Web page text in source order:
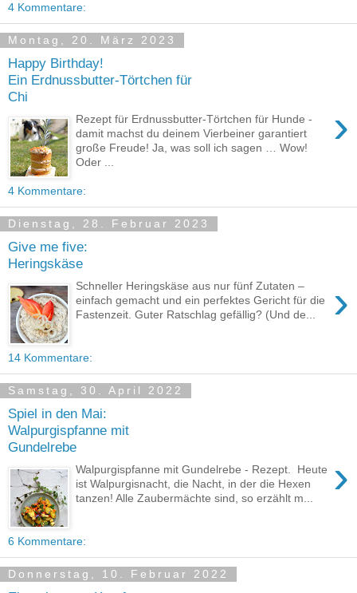
4 Kommentare:
Montag, 20. März 2023
Happy Birthday!
Ein Erdnussbutter-Törtchen für
Chi
›
Rezept für Erdnussbutter-Törtchen für Hunde -
damit machst du deinem Vierbeiner garantiert
große Freude! Ja, was soll ich sagen … Wow!
Oder ...
4 Kommentare:
Dienstag, 28. Februar 2023
Give me five:
Heringskäse
›
Schneller Heringskäse aus nur fünf Zutaten –
einfach gemacht und ein perfektes Gericht für die
Fastenzeit. Guter Ratschlag gefällig? (Und de...
14 Kommentare:
Samstag, 30. April 2022
Spiel in den Mai:
Walpurgispfanne mit
Gundelrebe
›
Walpurgispfanne mit Gundelrebe - Rezept. Heute
ist Walpurgisnacht, die Nacht, in der die Hexen
tanzen! Alle Zaubermächte sind, so erzählt m...
6 Kommentare:
Donnerstag, 10. Februar 2022